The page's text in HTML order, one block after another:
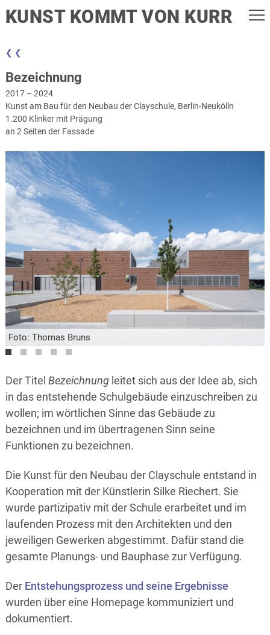
KUNST KOMMT VON KURR
❮ ❮
Bezeichnung
2017 – 2024
Kunst am Bau für den Neubau der Clayschule, Berlin-Neukölln
1.200 Klinker mit Prägung
an 2 Seiten der Fassade
Foto: Thomas Bruns
Foto: Thomas Bruns
Foto: Thomas Bruns
Foto: Thomas Bruns
Foto: Thomas Bruns
Der Titel Bezeichnungleitet sich aus der Idee ab, sich
in das entstehende Schulgebäude einzuschreiben zu
wollen; im wörtlichen Sinne das Gebäude zu
bezeichnen und im übertragenen Sinn seine
Funktionen zu bezeichnen.
Die Kunst für den Neubau der Clayschule entstand in
Kooperation mit der Künstlerin Silke Riechert. Sie
wurde partizipativ mit der Schule erarbeitet und im
laufenden Prozess mit den Architekten und den
jeweiligen Gewerken abgestimmt. Dafür stand die
gesamte Planungs- und Bauphase zur Verfügung.
Der Entstehungsprozess und seine Ergebnisse
wurden über eine Homepage kommuniziert und
dokumentiert.